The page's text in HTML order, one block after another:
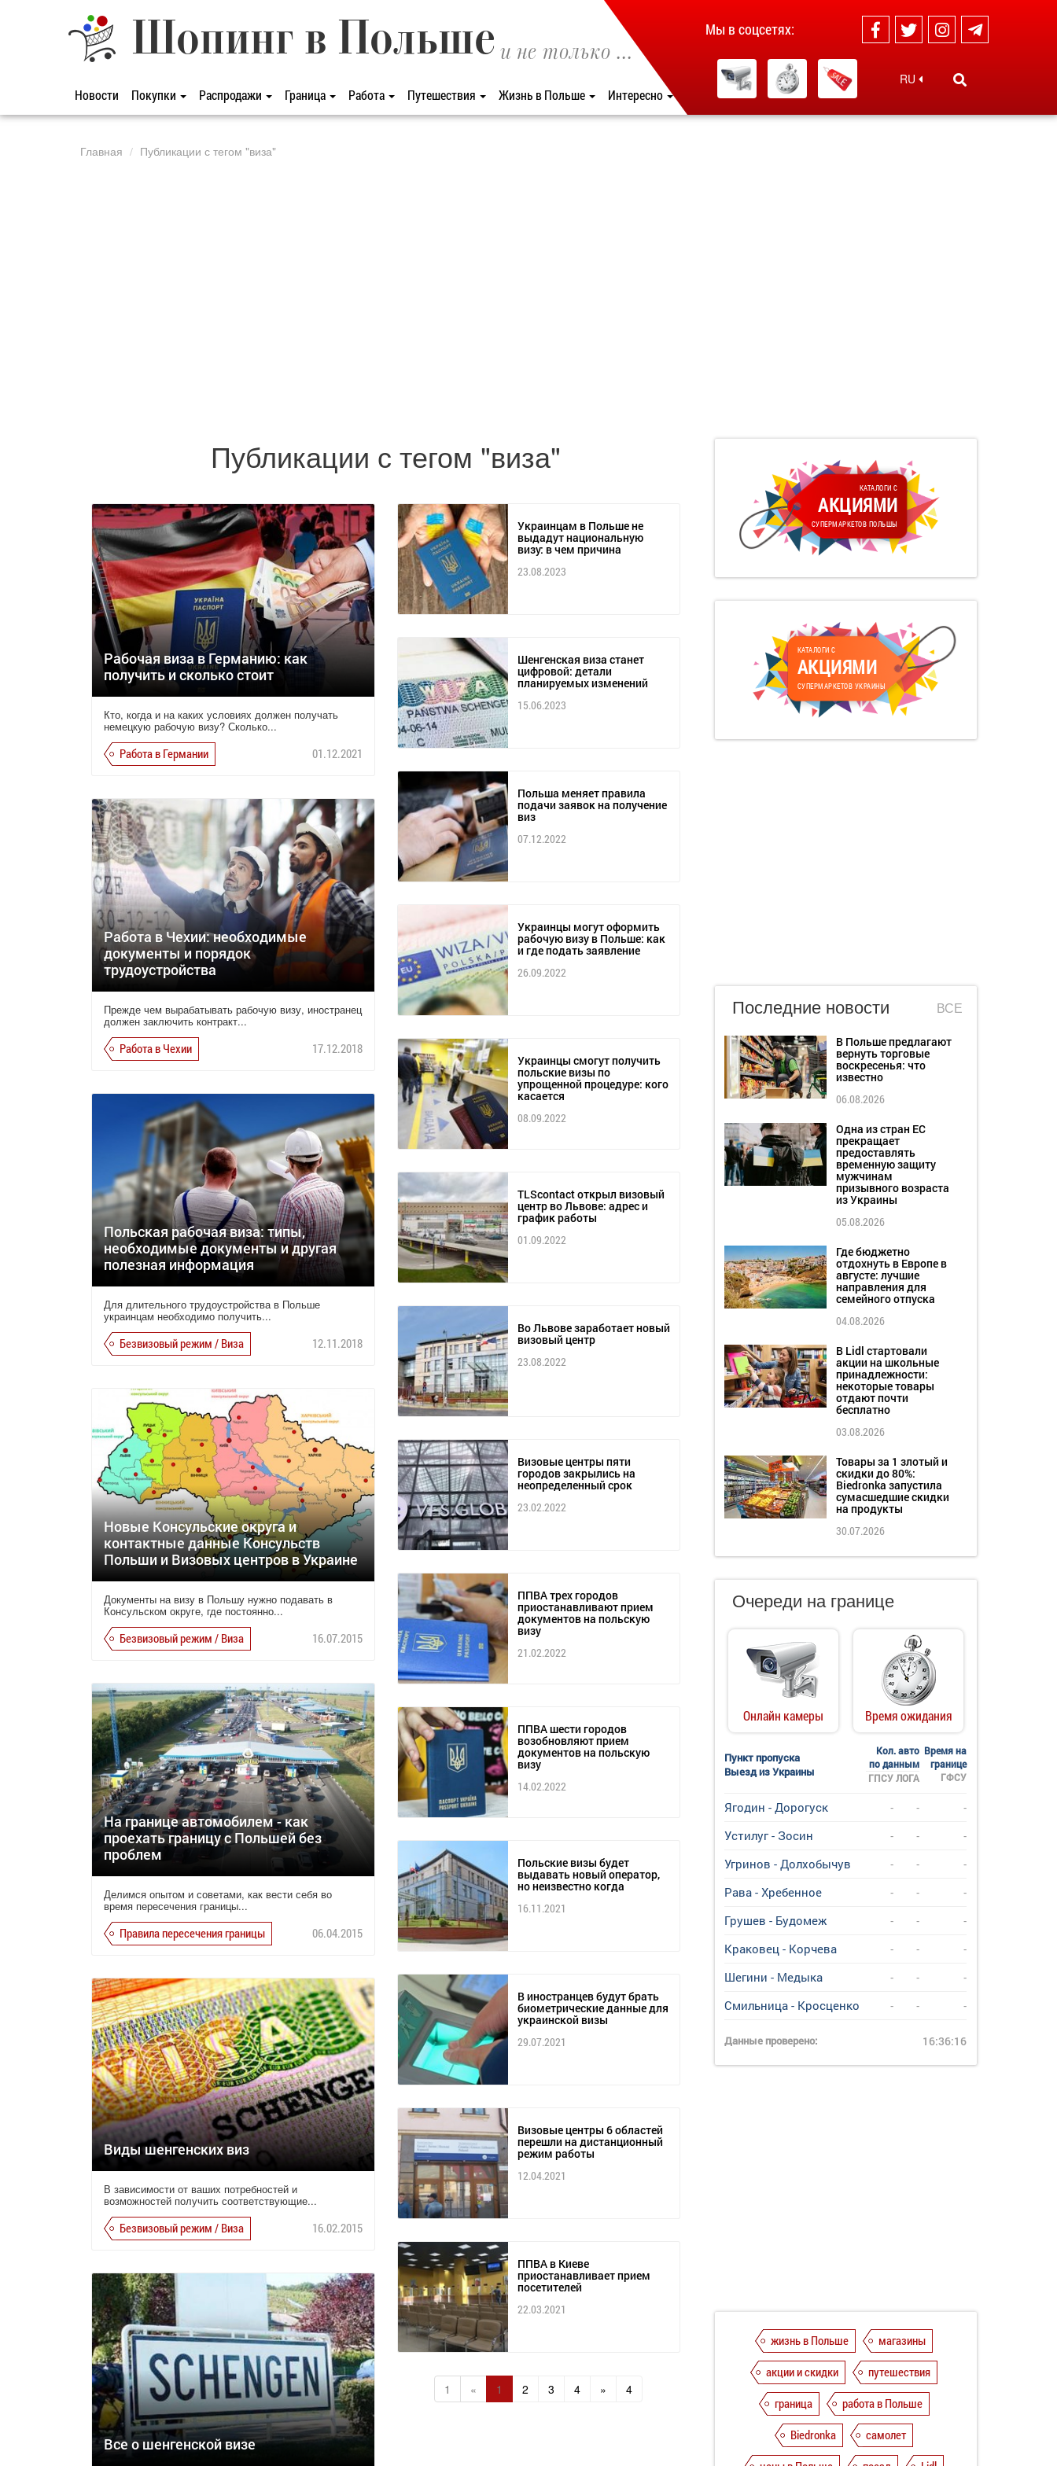
Шопинг в Польше и не только ...
Новости Покупки Распродажи Граница Работа Путешествия Жизнь в Польше Интересно
Мы в соцсетях:
RU
Главная Публикации с тегом "виза"
Публикации с тегом "виза"
Рабочая виза в Германию: как
получить и сколько стоит
Кто, когда и на каких условиях должен получать
немецкую рабочую визу? Сколько...
Работа в Германии 01.12.2021
Работа в Чехии: необходимые
документы и порядок
трудоустройства
Прежде чем вырабатывать рабочую визу, иностранец
должен заключить контракт...
Работа в Чехии 17.12.2018
Польская рабочая виза: типы,
необходимые документы и другая
полезная информация
Для длительного трудоустройства в Польше
украинцам необходимо получить...
Безвизовый режим / Виза 12.11.2018
Новые Консульские округа и
контактные данные Консульств
Польши и Визовых центров в Украине
Документы на визу в Польшу нужно подавать в
Консульском округе, где постоянно...
Безвизовый режим / Виза 16.07.2015
На границе автомобилем - как
проехать границу с Польшей без
проблем
Делимся опытом и советами, как вести себя во
время пересечения границы...
Правила пересечения границы 06.04.2015
Виды шенгенских виз
В зависимости от ваших потребностей и
возможностей получить соответствующие...
Безвизовый режим / Виза 16.02.2015
Все о шенгенской визе
Украинцам в Польше не
выдадут национальную
визу: в чем причина
23.08.2023
Шенгенская виза станет
цифровой: детали
планируемых изменений
15.06.2023
Польша меняет правила
подачи заявок на получение
виз
07.12.2022
Украинцы могут оформить
рабочую визу в Польше: как
и где подать заявление
26.09.2022
Украинцы смогут получить
польские визы по
упрощенной процедуре: кого
касается
08.09.2022
TLScontact открыл визовый
центр во Львове: адрес и
график работы
01.09.2022
Во Львове заработает новый
визовый центр
23.08.2022
Визовые центры пяти
городов закрылись на
неопределенный срок
23.02.2022
ППВА трех городов
приостанавливают прием
документов на польскую
визу
21.02.2022
ППВА шести городов
возобновляют прием
документов на польскую
визу
14.02.2022
Польские визы будет
выдавать новый оператор,
но неизвестно когда
16.11.2021
В иностранцев будут брать
биометрические данные для
украинской визы
29.07.2021
Визовые центры 6 областей
перешли на дистанционный
режим работы
12.04.2021
ППВА в Киеве
приостанавливает прием
посетителей
22.03.2021
1 « 1 2 3 4 » 4
КАТАЛОГИ С
АКЦИЯМИ
СУПЕРМАРКЕТОВ ПОЛЬШЫ
КАТАЛОГИ С
АКЦИЯМИ
СУПЕРМАРКЕТОВ УКРАИНЫ
Последние новости ВСЕ
В Польше предлагают
вернуть торговые
воскресенья: что
известно
06.08.2026
Одна из стран ЕС
прекращает
предоставлять
временную защиту
мужчинам
призывного возраста
из Украины
05.08.2026
Где бюджетно
отдохнуть в Европе в
августе: лучшие
направления для
семейного отпуска
04.08.2026
В Lidl стартовали
акции на школьные
принадлежности:
некоторые товары
отдают почти
бесплатно
03.08.2026
Товары за 1 злотый и
скидки до 80%:
Biedronka запустила
сумасшедшие скидки
на продукты
30.07.2026
Очереди на границе
Онлайн камеры Время ожидания
Пункт пропуска
Выезд из Украины
Кол. авто
по данным
Время на
границе
ГФСУ
ГПСУ ЛОГА
Ягодин - Дорогуск - -
-
Устилуг - Зосин
- -
-
Угринов - Долхобычув
- -
-
Рава - Хребенное
- -
-
Грушев - Будомеж
- -
-
Краковец - Корчева
- -
-
Шегини - Медыка
- -
-
Смильница - Кросценко
- - -
Данные проверено: 16:36:16
жизнь в Польше
магазины
акции и скидки
путешествия
граница
работа в Польше
Biedronka
самолет